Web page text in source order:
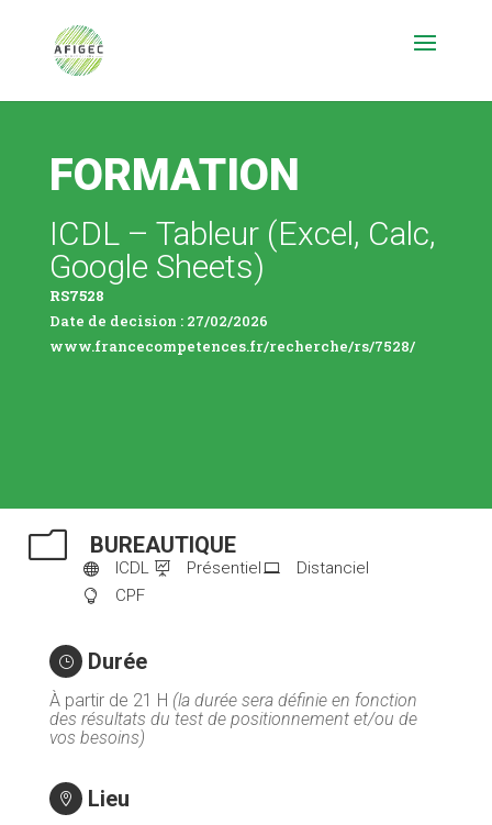
FORMATION
ICDL – Tableur (Excel, Calc,
Google Sheets)
RS7528
Date de decision : 27/02/2026
www.francecompetences.fr/recherche/rs/7528/
m BUREAUTIQUE
 ICDL  Présentiel  Distanciel
 CPF
} Durée
À partir de 21 H (la durée sera définie en fonction
des résultats du test de positionnement et/ou de
vos besoins)
 Lieu